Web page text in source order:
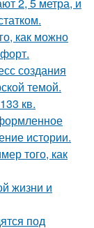
2, 5 метра, и
как можно
создания
темой.
кв.
истории.
того, как
жизни и
под